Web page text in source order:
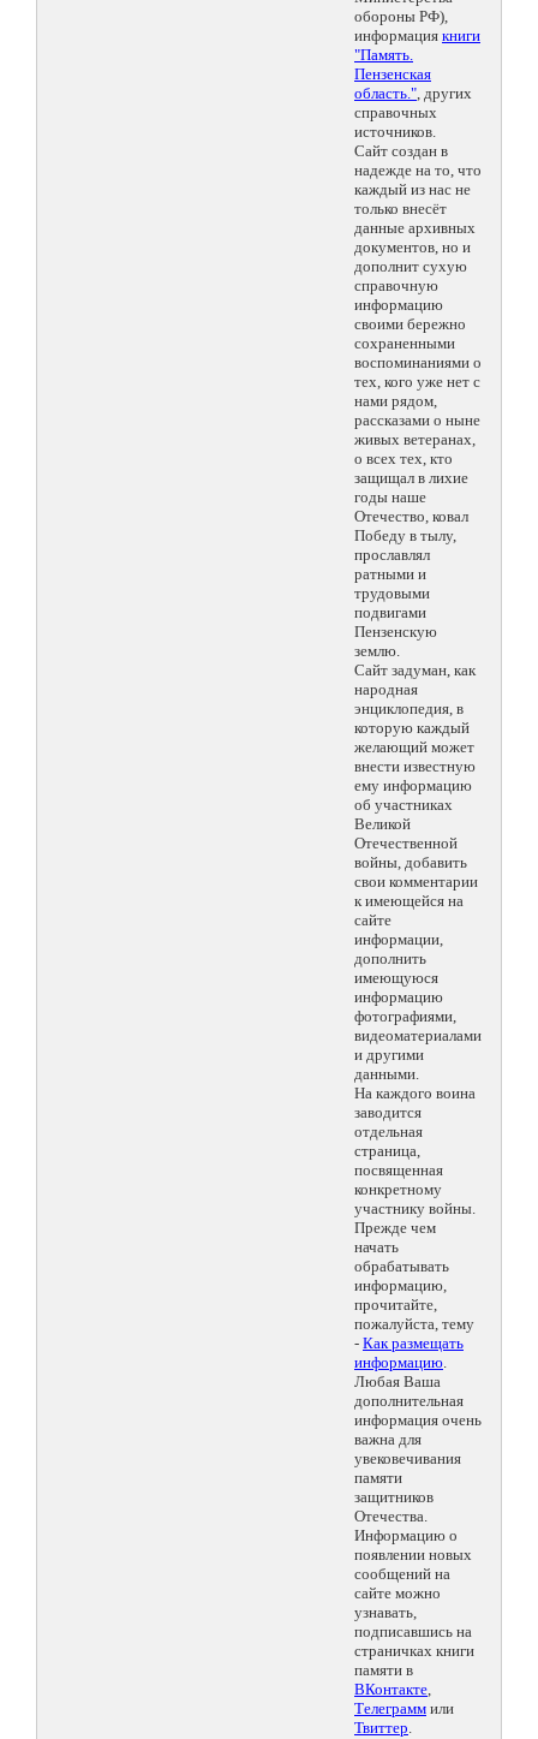
обороны РФ),
информация книги
"Память.
Пензенская
область.", других
справочных
источников.
Сайт создан в
надежде на то, что
каждый из нас не
только внесёт
данные архивных
документов, но и
дополнит сухую
справочную
информацию
своими бережно
сохраненными
воспоминаниями о
тех, кого уже нет с
нами рядом,
рассказами о ныне
живых ветеранах,
о всех тех, кто
защищал в лихие
годы наше
Отечество, ковал
Победу в тылу,
прославлял
ратными и
трудовыми
подвигами
Пензенскую
землю.
Сайт задуман, как
народная
энциклопедия, в
которую каждый
желающий может
внести известную
ему информацию
об участниках
Великой
Отечественной
войны, добавить
свои комментарии
к имеющейся на
сайте
информации,
дополнить
имеющуюся
информацию
фотографиями,
видеоматериалами
и другими
данными.
На каждого воина
заводится
отдельная
страница,
посвященная
конкретному
участнику войны.
Прежде чем
начать
обрабатывать
информацию,
прочитайте,
пожалуйста, тему
- Как размещать
информацию.
Любая Ваша
дополнительная
информация очень
важна для
увековечивания
памяти
защитников
Отечества.
Информацию о
появлении новых
сообщений на
сайте можно
узнавать,
подписавшись на
страничках книги
памяти в
ВКонтакте,
Телеграмм или
Твиттер.